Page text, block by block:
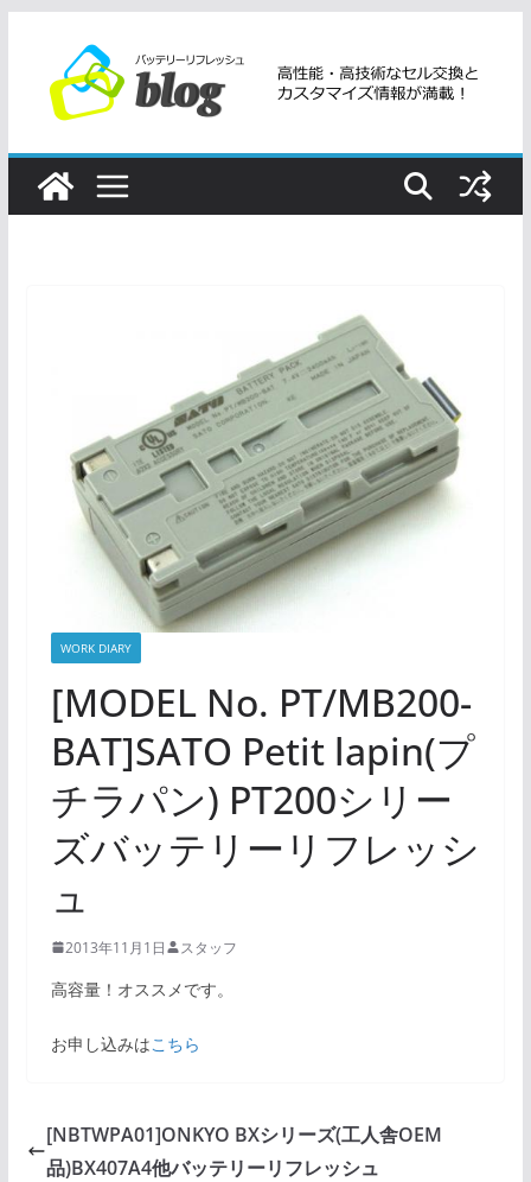
ツ
WORK DIARY
[MODEL No. PT/MB200-
BAT]SATO Petit lapin(プ
チラパン) PT200シリー
ズバッテリーリフレッシ
ュ
2013年11月1日 スタッフ
高容量！オススメです。
お申し込みはこちら
[NBTWPA01]ONKYO BXシリーズ(工人舎OEM
品)BX407A4他バッテリーリフレッシュ